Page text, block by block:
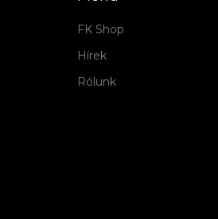
FK Shop
Hírek
Rólunk